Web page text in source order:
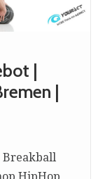
|
|
Breakball